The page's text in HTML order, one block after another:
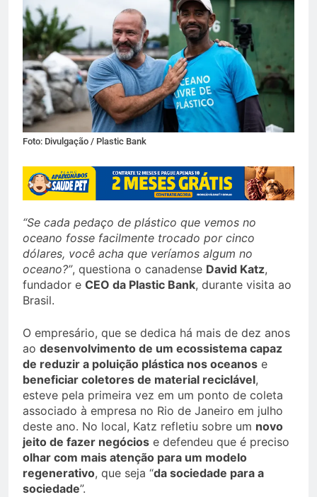
Foto: Divulgação / Plastic Bank
“Se cada pedaço de plástico que vemos no
oceano fosse facilmente trocado por cinco
dólares, você acha que veríamos algum no
oceano?”, questiona o canadense David Katz,
fundador e CEO da Plastic Bank, durante visita ao
Brasil.
O empresário, que se dedica há mais de dez anos
ao desenvolvimento de um ecossistema capaz
de reduzir a poluição plástica nos oceanos e
beneficiar coletores de material reciclável,
esteve pela primeira vez em um ponto de coleta
associado à empresa no Rio de Janeiro em julho
deste ano. No local, Katz refletiu sobre um novo
jeito de fazer negócios e defendeu que é preciso
olhar com mais atenção para um modelo
regenerativo, que seja “da sociedade para a
sociedade”.